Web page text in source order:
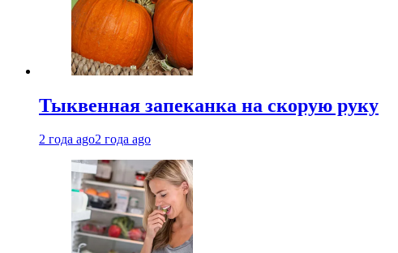
Тыквенная запеканка на скорую руку
2 года ago2 года ago